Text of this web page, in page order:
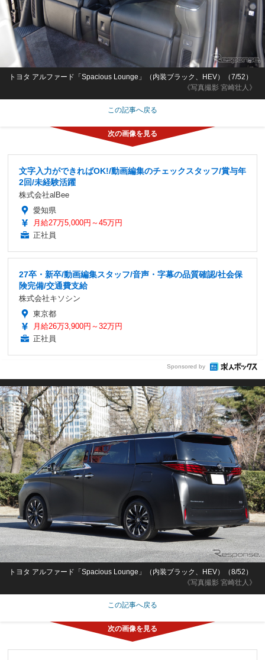
《写真撮影 宮崎壮人》
トヨタ アルファード「Spacious Lounge」（内装ブラック、HEV）（7/52）
この記事へ戻る
文字入力ができればOK!/動画編集のチェックスタッフ/賞与年
2回/未経験活躍
株式会社alBee
愛知県
月給27万5,000円～45万円
正社員
27卒・新卒/動画編集スタッフ/音声・字幕の品質確認/社会保
険完備/交通費支給
株式会社キソシン
東京都
月給26万3,900円～32万円
正社員
Sponsored by
《写真撮影 宮崎壮人》
トヨタ アルファード「Spacious Lounge」（内装ブラック、HEV）（8/52）
この記事へ戻る